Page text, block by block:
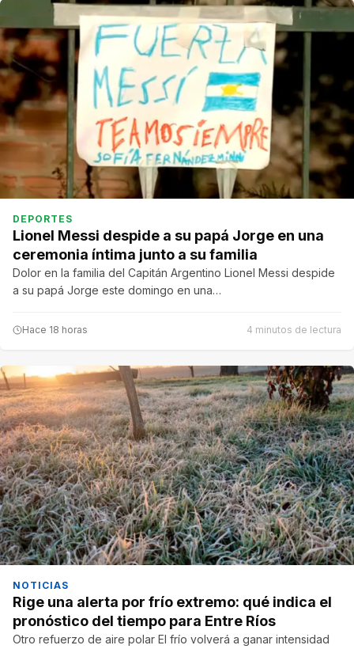
DEPORTES
Lionel Messi despide a su papá Jorge en una
ceremonia íntima junto a su familia
Dolor en la familia del Capitán Argentino Lionel Messi despide
a su papá Jorge este domingo en una…
Hace 18 horas 4 minutos de lectura
NOTICIAS
Rige una alerta por frío extremo: qué indica el
pronóstico del tiempo para Entre Ríos
Otro refuerzo de aire polar El frío volverá a ganar intensidad